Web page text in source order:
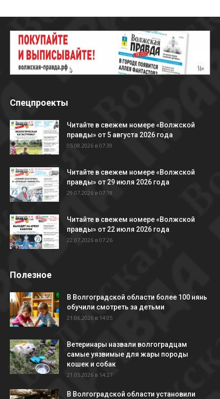
Спецпроекты
Читайте в свежем номере «Волжской
правды» от 5 августа 2026 года
05.08.2026 в 07:39
Читайте в свежем номере «Волжской
правды» от 29 июля 2026 года
29.07.2026 в 07:18
Читайте в свежем номере «Волжской
правды» от 22 июля 2026 года
22.07.2026 в 07:26
Полезное
В Волгоградской области более 100 нянь
обучили смотреть за детьми
21.06.2026 в 14:05
Ветеринары назвали волгоградцам
самые уязвимые для жары породы
кошек и собак
21.05.2026 в 14:27
В Волгоградской области установили